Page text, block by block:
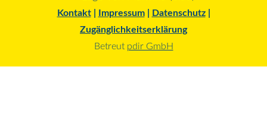
Kontakt| Impressum| Datenschutz|
Zugänglichkeitserklärung
Betreut pdir GmbH